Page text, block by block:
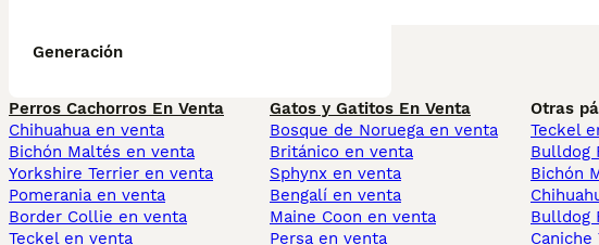
Generación
Perros Cachorros En Venta
Chihuahua en venta
Bichón Maltés en venta
Yorkshire Terrier en venta
Pomerania en venta
Border Collie en venta
Teckel en venta
Gatos y Gatitos En Venta
Bosque de Noruega en venta
Británico en venta
Sphynx en venta
Bengalí en venta
Maine Coon en venta
Persa en venta
Otras
Teckel
Bulldog
Bichón
Bulldog
Caniche